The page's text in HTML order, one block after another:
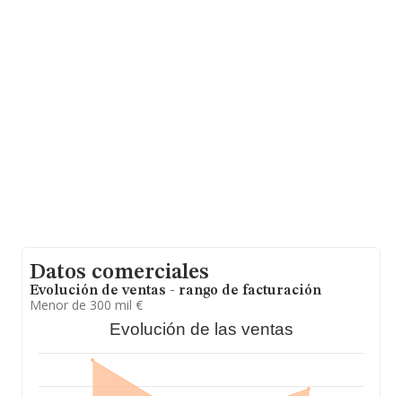
Datos comerciales
Evolución de ventas - rango de facturación
Menor de 300 mil €
Evolución de las ventas